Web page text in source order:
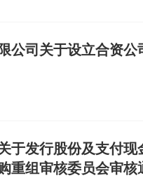
公司关于设立合资
于发行股份及支付
重组审核委员会审核